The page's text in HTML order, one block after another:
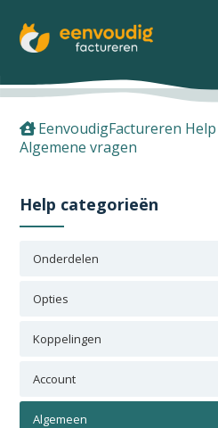
EenvoudigFactureren Help
Algemene vragen
Help categorieën
Onderdelen
Opties
Koppelingen
Account
Algemeen